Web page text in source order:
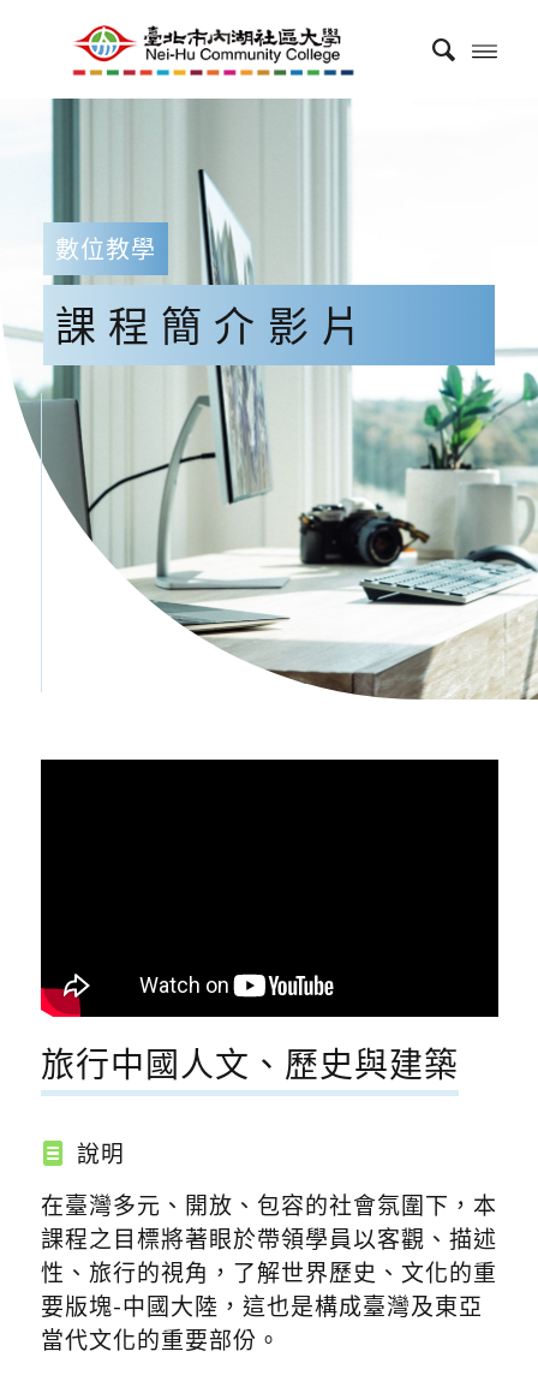
數位教學
課程簡介影片
旅行中國人文、歷史與建築
說明
在臺灣多元、開放、包容的社會氛圍下，本
課程之目標將著眼於帶領學員以客觀、描述
性、旅行的視角，了解世界歷史、文化的重
要版塊-中國大陸，這也是構成臺灣及東亞
當代文化的重要部份。